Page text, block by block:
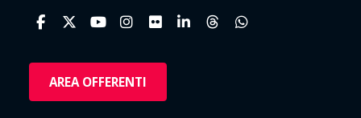
AREA OFFERENTI